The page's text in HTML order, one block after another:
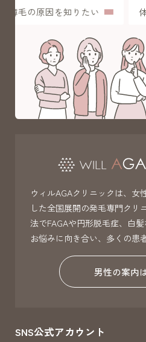
薄毛の原因を知りたい
ウィルAGAクリニックは、女
した全国展開の発毛専門クリ
法でFAGAや円形脱毛症、白
お悩みに向き合い、多くの患
男性の案内
SNS公式アカウント